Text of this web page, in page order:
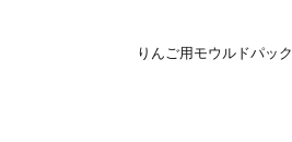
りんご用モウルドパック